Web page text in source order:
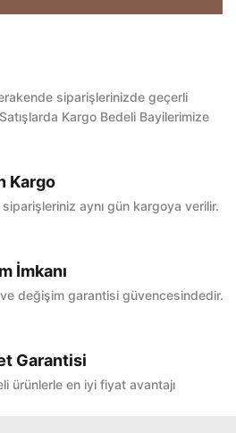
ilk yorumu siz yapın!
siparişlerinizde geçerli
Kargo Bedeli Bayilerimize
Kargo
aynı gün kargoya verilir.
İmkanı
değişim garantisi güvencesindedir.
Garantisi
ürünlerle en iyi fiyat avantajı